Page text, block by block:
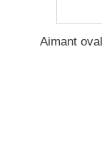
Aimant